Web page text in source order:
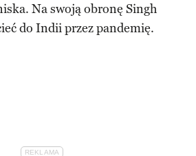
Na swoją obronę Singh
do Indii przez pandemię.